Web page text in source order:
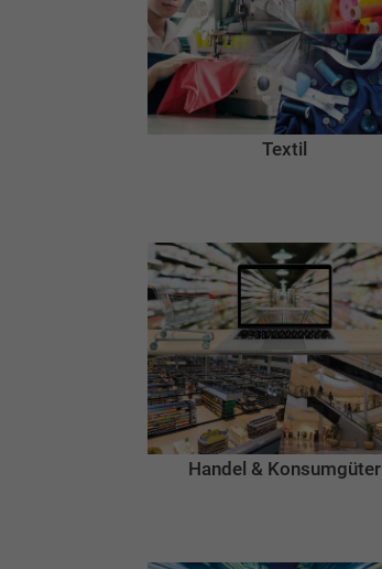
Textil
Handel & Konsumgüter